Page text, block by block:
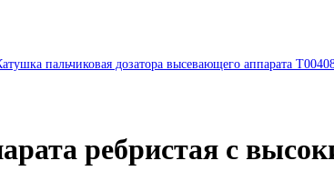
пальчиковая дозатора высевающего аппарата
ребристая с